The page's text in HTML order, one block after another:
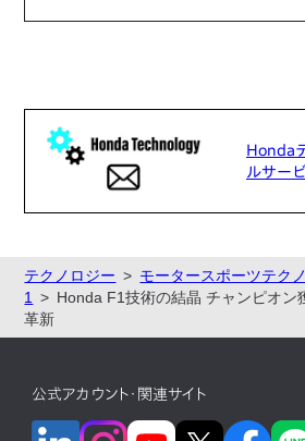
Honda
ルサー
テクノロジー モータースポーツテク
1
Honda F1技術の結晶 チャンピオン
革新
公式アカウント・関連サイト